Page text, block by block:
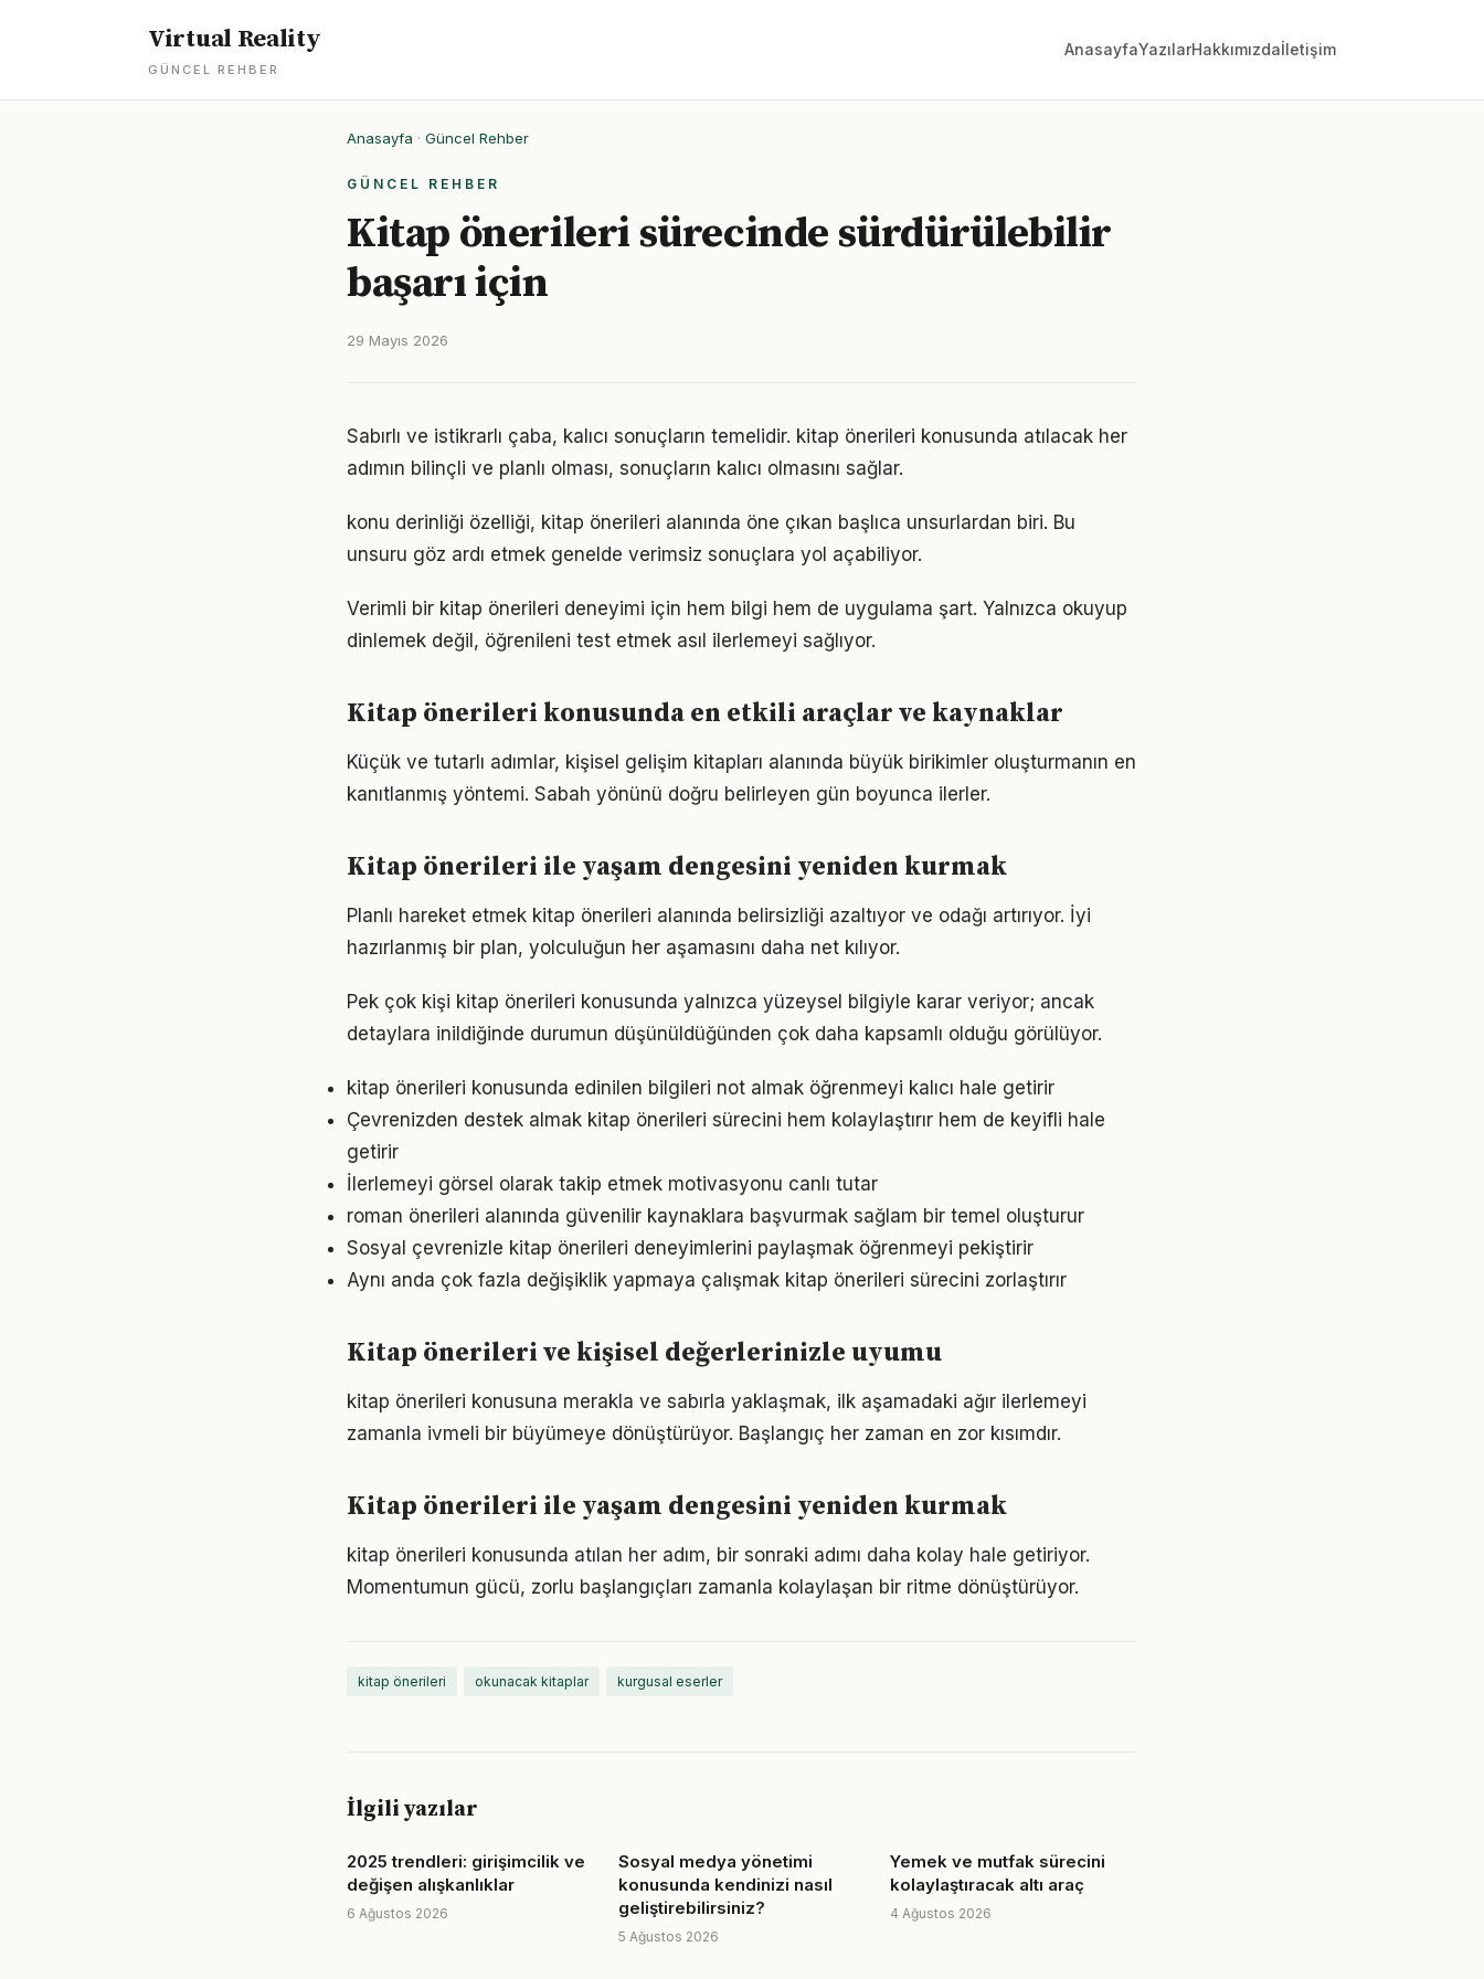
Virtual Reality
GÜNCEL REHBER
AnasayfaYazılarHakkımızdaİletişim
Anasayfa · Güncel Rehber
GÜNCEL REHBER
Kitap önerileri sürecinde sürdürülebilir
başarı için
29 Mayıs 2026
Sabırlı ve istikrarlı çaba, kalıcı sonuçların temelidir. kitap önerileri konusunda atılacak her
adımın bilinçli ve planlı olması, sonuçların kalıcı olmasını sağlar.
konu derinliği özelliği, kitap önerileri alanında öne çıkan başlıca unsurlardan biri. Bu
unsuru göz ardı etmek genelde verimsiz sonuçlara yol açabiliyor.
Verimli bir kitap önerileri deneyimi için hem bilgi hem de uygulama şart. Yalnızca okuyup
dinlemek değil, öğrenileni test etmek asıl ilerlemeyi sağlıyor.
Kitap önerileri konusunda en etkili araçlar ve kaynaklar
Küçük ve tutarlı adımlar, kişisel gelişim kitapları alanında büyük birikimler oluşturmanın en
kanıtlanmış yöntemi. Sabah yönünü doğru belirleyen gün boyunca ilerler.
Kitap önerileri ile yaşam dengesini yeniden kurmak
Planlı hareket etmek kitap önerileri alanında belirsizliği azaltıyor ve odağı artırıyor. İyi
hazırlanmış bir plan, yolculuğun her aşamasını daha net kılıyor.
Pek çok kişi kitap önerileri konusunda yalnızca yüzeysel bilgiyle karar veriyor; ancak
detaylara inildiğinde durumun düşünüldüğünden çok daha kapsamlı olduğu görülüyor.
kitap önerileri konusunda edinilen bilgileri not almak öğrenmeyi kalıcı hale getirir
Çevrenizden destek almak kitap önerileri sürecini hem kolaylaştırır hem de keyifli hale
getirir
İlerlemeyi görsel olarak takip etmek motivasyonu canlı tutar
roman önerileri alanında güvenilir kaynaklara başvurmak sağlam bir temel oluşturur
Sosyal çevrenizle kitap önerileri deneyimlerini paylaşmak öğrenmeyi pekiştirir
Aynı anda çok fazla değişiklik yapmaya çalışmak kitap önerileri sürecini zorlaştırır
Kitap önerileri ve kişisel değerlerinizle uyumu
kitap önerileri konusuna merakla ve sabırla yaklaşmak, ilk aşamadaki ağır ilerlemeyi
zamanla ivmeli bir büyümeye dönüştürüyor. Başlangıç her zaman en zor kısımdır.
Kitap önerileri ile yaşam dengesini yeniden kurmak
kitap önerileri konusunda atılan her adım, bir sonraki adımı daha kolay hale getiriyor.
Momentumun gücü, zorlu başlangıçları zamanla kolaylaşan bir ritme dönüştürüyor.
kitap önerileri okunacak kitaplar kurgusal eserler
İlgili yazılar
2025 trendleri: girişimcilik ve
değişen alışkanlıklar
6 Ağustos 2026
Sosyal medya yönetimi
konusunda kendinizi nasıl
geliştirebilirsiniz?
5 Ağustos 2026
Yemek ve mutfak sürecini
kolaylaştıracak altı araç
4 Ağustos 2026